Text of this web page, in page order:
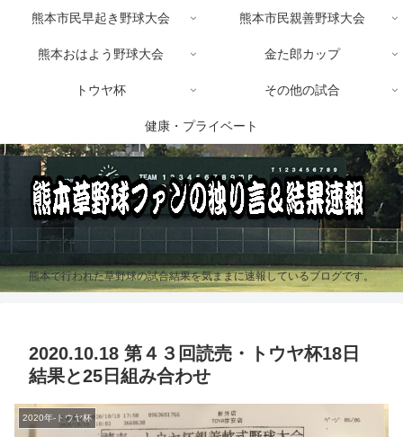
熊本で行われた草野球の試合結果を気ままに速報しているブログです。
熊本市民早起き野球大会 熊本市民親善野球大会
熊本おはよう野球大会 金た郎カップ
トウヤ杯 その他の試合
健康・プライベート
2020.10.18 第４３回読売・トウヤ杯18日
結果と25日組み合わせ
2020年-トウヤ杯